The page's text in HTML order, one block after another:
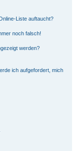
Liste auftaucht?
noch falsch!
werden?
ich aufgefordert, mich